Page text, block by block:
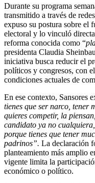
Durante su programa
transmitido a través de
expuso su postura sobre el
electoral y lo vinculó
reforma conocida como “
presidenta Claudia
iniciativa busca reducir el
políticos y congresos, con
condiciones actuales de
En ese contexto, Sansores
tienes que ser narco, tener
quieres competir, la
candidato ya no
porque tienes que tener
padrinos”. La declaración
planteamiento más amplio
vigente limita la
económico o político.